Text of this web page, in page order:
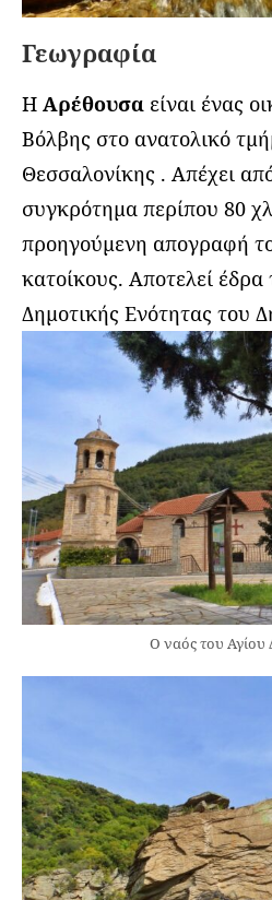
Γεωγραφία
Η Αρέθουσα είναι ένας
Βόλβης στο ανατολικό
Θεσσαλονίκης . Απέχει
συγκρότημα περίπου 80
προηγούμενη απογραφή
κατοίκους. Αποτελεί
Δημοτικής Ενότητας του
Ο ναός του Αγίου